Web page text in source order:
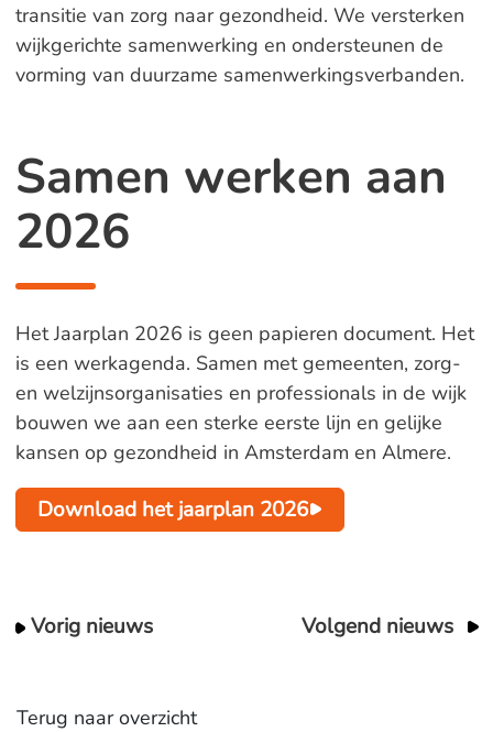
transitie van zorg naar gezondheid. We versterken
wijkgerichte samenwerking en ondersteunen de
vorming van duurzame samenwerkingsverbanden.
Samen werken aan
2026
Het Jaarplan 2026 is geen papieren document. Het
is een werkagenda. Samen met gemeenten, zorg-
en welzijnsorganisaties en professionals in de wijk
bouwen we aan een sterke eerste lijn en gelijke
kansen op gezondheid in Amsterdam en Almere.
Download het jaarplan 2026
Vorig nieuws Volgend nieuws
Terug naar overzicht